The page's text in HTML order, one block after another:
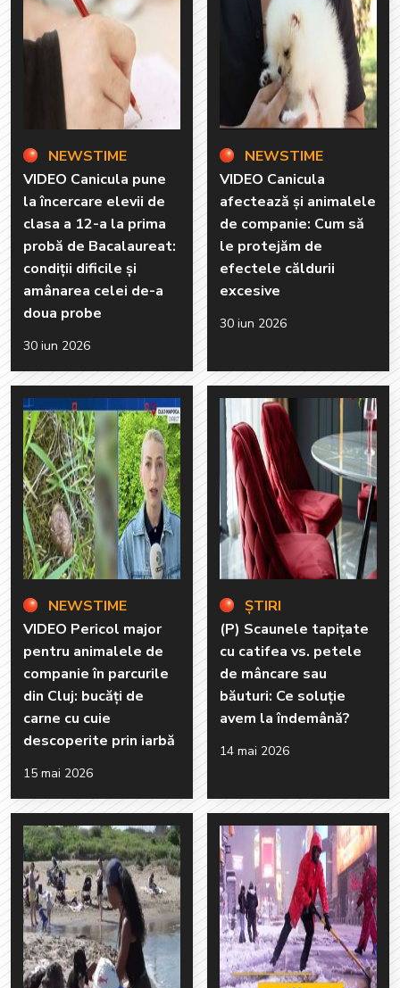
NEWSTIME
VIDEO Canicula pune
la încercare elevii de
clasa a 12-a la prima
probă de Bacalaureat:
condiții dificile și
amânarea celei de-a
doua probe
30 iun 2026
NEWSTIME
VIDEO Canicula
afectează și animalele
de companie: Cum să
le protejăm de
efectele căldurii
excesive
30 iun 2026
NEWSTIME
VIDEO Pericol major
pentru animalele de
companie în parcurile
din Cluj: bucăți de
carne cu cuie
descoperite prin iarbă
15 mai 2026
ȘTIRI
(P) Scaunele tapițate
cu catifea vs. petele
de mâncare sau
băuturi: Ce soluție
avem la îndemână?
14 mai 2026